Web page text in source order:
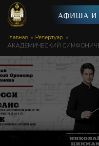
АФИША И
Главная
Репертуар
АКАДЕМИЧЕСКИЙ